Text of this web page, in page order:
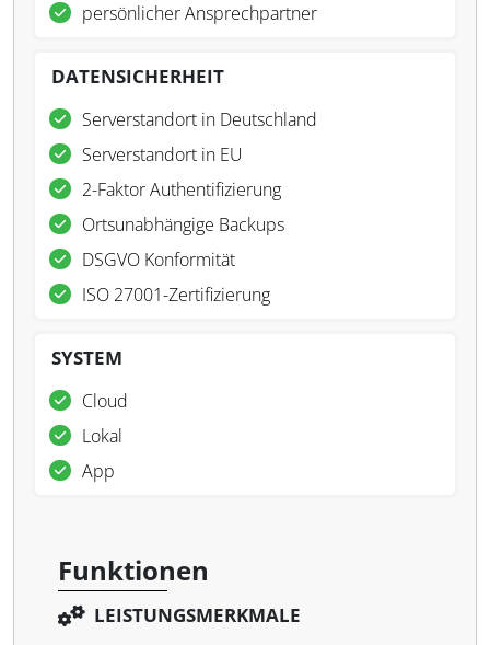
persönlicher Ansprechpartner
DATENSICHERHEIT
Serverstandort in Deutschland
Serverstandort in EU
2-Faktor Authentifizierung
Ortsunabhängige Backups
DSGVO Konformität
ISO 27001-Zertifizierung
SYSTEM
Cloud
Lokal
App
Funktionen
LEISTUNGSMERKMALE